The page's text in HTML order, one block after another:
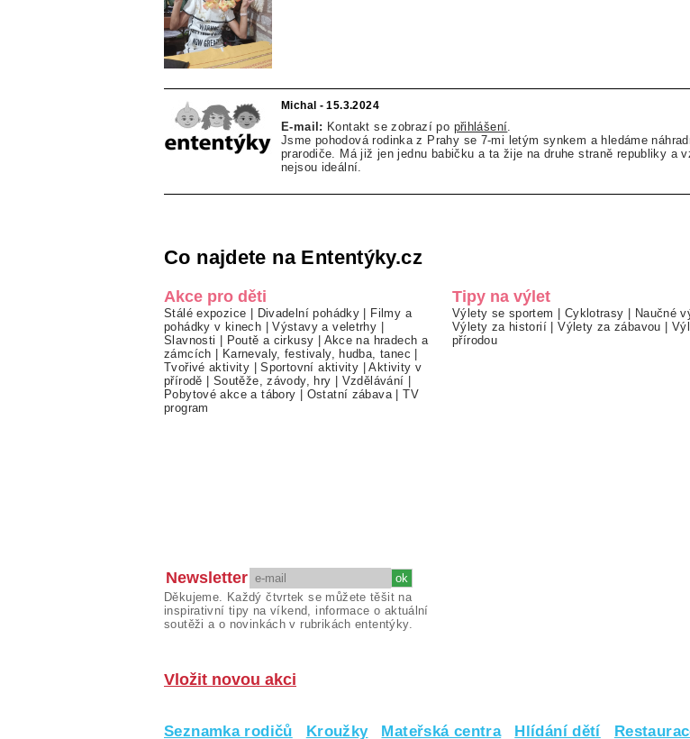
Michal - 15.3.2024
E-mail: Kontakt se zobrazí po přihlášení.
Jsme pohodová rodinka z Prahy se 7-mi letým synkem a hledáme
prarodiče. Má již jen jednu babičku a ta žije na druhe straně republiky a
nejsou ideální.
Co najdete na Ententýky.cz
Akce pro děti
Stálé expozice Divadelní pohádky
Filmy a
pohádky v kinech |Výstavy a veletrhy
Slavnosti
Poutě a cirkusy
Akce na hradech a
zámcích
Karnevaly, festivaly, hudba, tanec
Tvořivé aktivity |Sportovní aktivity |Aktivity v
přírodě
Soutěže, závody, hry Vzdělávání
Pobytové akce a tábory
Ostatní zábava|TV
program
Tipy na výlet
Výlety se sportem Cyklotrasy Naučné
Výlety za historií |Výlety za zábavou
přírodou
Newsletter
Děkujeme. Každý čtvrtek se můžete těšit na
inspirativní tipy na víkend, informace o aktuální
soutěži a o novinkách v rubrikách ententýky.
Vložit novou akci
Seznamka rodičů Kroužky Mateřská centra Hlídání dětí